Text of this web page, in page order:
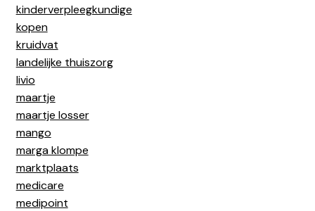
kinderverpleegkundige
kopen
kruidvat
landelijke thuiszorg
livio
maartje
maartje losser
mango
marga klompe
marktplaats
medicare
medipoint